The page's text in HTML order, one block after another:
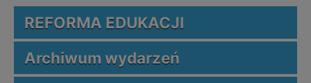
REFORMA EDUKACJI
Archiwum wydarzeń